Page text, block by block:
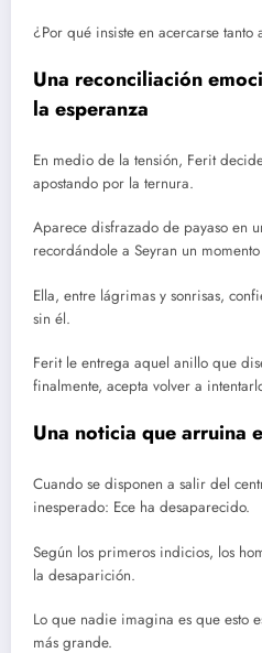
¿Por qué insiste en acercarse tanto
Una reconciliación
la esperanza
En medio de la tensión, Ferit
apostando por la ternura.
Aparece disfrazado de payaso en
recordándole a Seyran un
Ella, entre lágrimas y sonrisas,
sin él.
Ferit le entrega aquel anillo que
finalmente, acepta volver a
Una noticia que arruina
Cuando se disponen a salir del
inesperado: Ece ha desaparecido.
Según los primeros indicios, los
la desaparición.
Lo que nadie imagina es que esto
más grande.